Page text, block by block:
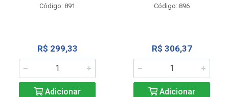
Código: 891
R$ 299,33
Adicionar
Código: 896
R$ 306,37
Adicionar